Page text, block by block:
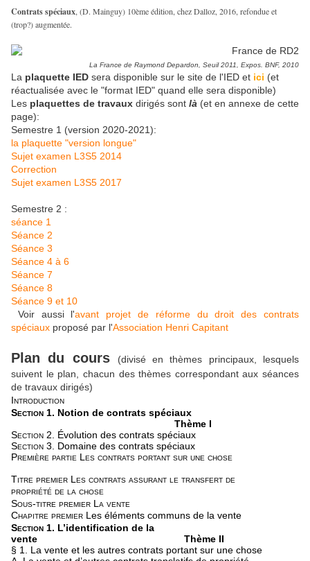
Contrats spéciaux , (D. Mainguy) 10ème édition, chez Dalloz, 2016, refondue et
(trop?) augmentée.
La France de Raymond Depardon, Seuil 2011, Expos. BNF, 2010
La plaquette IED sera disponible sur le site de l'IED et ici (et
réactualisée avec le "format IED" quand elle sera disponible)
Les plaquettes de travaux dirigés sont là (et en annexe de cette
page):
Semestre 1 (version 2020-2021):
la plaquette "version longue"
Sujet examen L3S5 2014
Correction
Sujet examen L3S5 2017
Semestre 2 :
séance 1
Séance 2
Séance 3
Séance 4 à 6
Séance 7
Séance 8
Séance 9 et 10
Voir aussi l'avant projet de réforme du droit des contrats
spéciaux proposé par l'Association Henri Capitant
Plan du cours
(divisé en thèmes principaux, lesquels
suivent le plan, chacun des thèmes correspondant aux séances
de travaux dirigés)
Introduction
Section 1. Notion de contrats spéciaux
Thème I
Section 2.
Évolution des contrats spéciaux
Section 3.
Domaine des contrats spéciaux
Première partie Les contrats portant sur une chose
Titre premier Les contrats assurant le transfert de
propriété de la chose
Sous-titre premier La vente
Chapitre premier Les éléments communs de la vente
Section 1. L’identification de la
vente Thème II
§ 1. La vente et les autres contrats portant sur une chose